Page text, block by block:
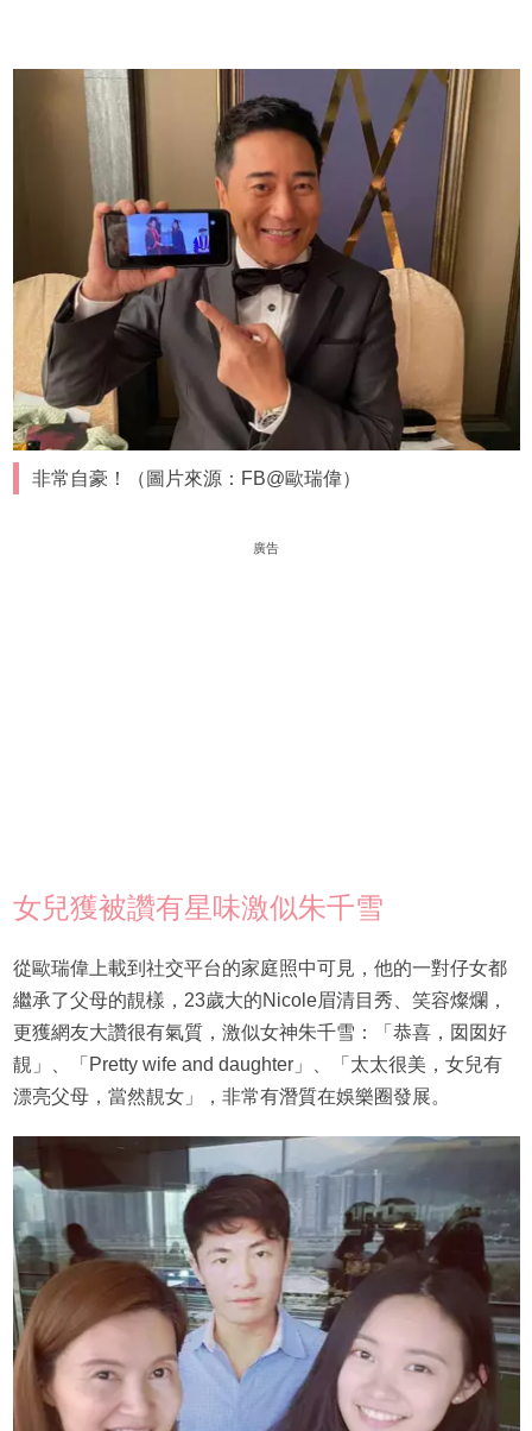
非常自豪！（圖片來源：FB@歐瑞偉）
廣告
女兒獲被讚有星味激似朱千雪
從歐瑞偉上載到社交平台的家庭照中可見，他的一對仔女都
繼承了父母的靚樣，23歲大的Nicole眉清目秀、笑容燦爛，
更獲網友大讚很有氣質，激似女神朱千雪：「恭喜，囡囡好
靚」、「Pretty wife and daughter」、「太太很美，女兒有
漂亮父母，當然靚女」，非常有潛質在娛樂圈發展。